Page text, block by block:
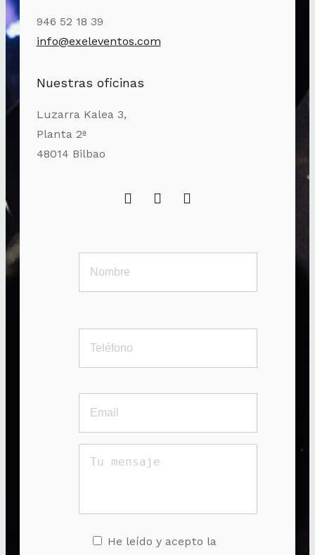
946 52 18 39
info@exeleventos.com
Nuestras oficinas
Luzarra Kalea 3,
Planta 2ª
48014 Bilbao
He leído y acepto la